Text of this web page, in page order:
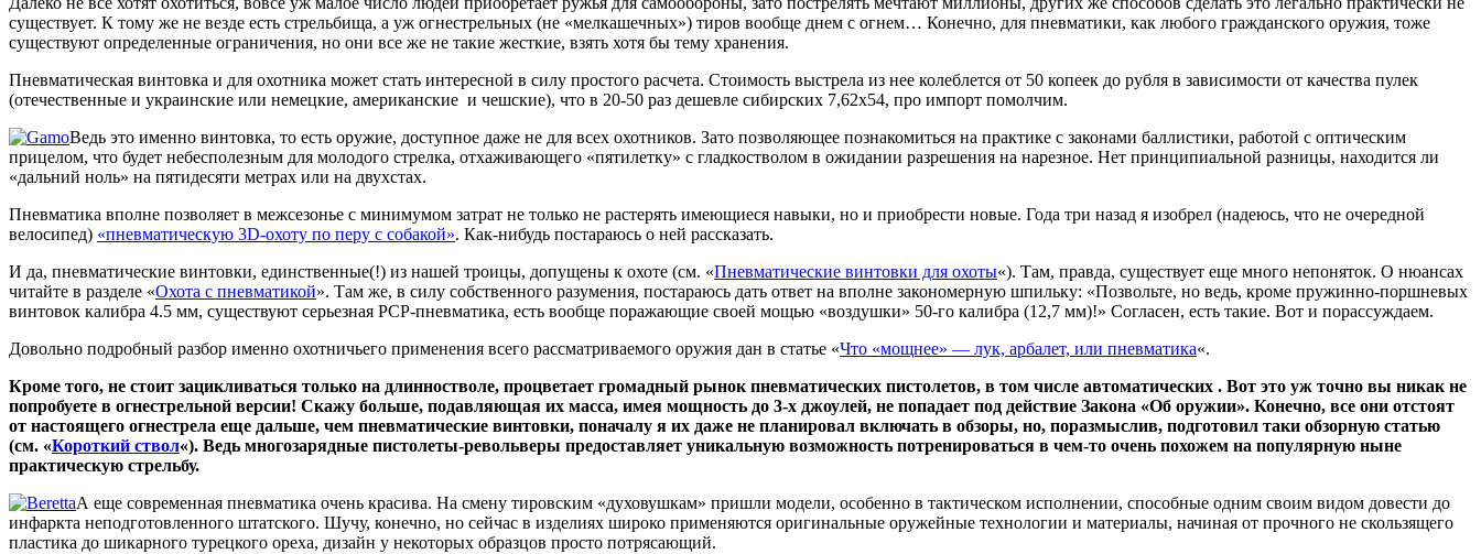
существует. К тому же не везде есть стрельбища, а уж огнестрельных (не «мелкашечных») тиров вообще днем с огнем… Конечно, для пневматики, как любого гражданского оружия, тоже
существуют определенные ограничения, но они все же не такие жесткие, взять хотя бы тему хранения.
Пневматическая винтовка и для охотника может стать интересной в силу простого расчета. Стоимость выстрела из нее колеблется от 50 копеек до рубля в зависимости от качества пулек
(отечественные и украинские или немецкие, американские и чешские), что в 20-50 раз дешевле сибирских 7,62х54, про импорт помолчим.
Ведь это именно винтовка, то есть оружие, доступное даже не для всех охотников. Зато позволяющее познакомиться на практике с законами баллистики, работой с оптическим
прицелом, что будет небесполезным для молодого стрелка, отхаживающего «пятилетку» с гладкостволом в ожидании разрешения на нарезное. Нет принципиальной разницы, находится ли
«дальний ноль» на пятидесяти метрах или на двухстах.
Пневматика вполне позволяет в межсезонье с минимумом затрат не только не растерять имеющиеся навыки, но и приобрести новые. Года три назад я изобрел (надеюсь, что не очередной
велосипед) «пневматическую 3D-охоту по перу с собакой». Как-нибудь постараюсь о ней рассказать.
И да, пневматические винтовки, единственные(!) из нашей троицы, допущены к охоте (см. «Пневматические винтовки для охоты«). Там, правда, существует еще много непоняток. О нюансах
читайте в разделе «Охота с пневматикой». Там же, в силу собственного разумения, постараюсь дать ответ на вполне закономерную шпильку: «Позвольте, но ведь, кроме пружинно-поршневых
винтовок калибра 4.5 мм, существуют серьезная PCP-пневматика, есть вообще поражающие своей мощью «воздушки» 50-го калибра (12,7 мм)!» Согласен, есть такие. Вот и порассуждаем.
Довольно подробный разбор именно охотничьего применения всего рассматриваемого оружия дан в статье «Что «мощнее» — лук, арбалет, или пневматика«.
Кроме того, не стоит зацикливаться только на длинностволе, процветает громадный рынок пневматических пистолетов, в том числе автоматических . Вот это уж точно вы никак не
попробуете в огнестрельной версии! Скажу больше, подавляющая их масса, имея мощность до 3-х джоулей, не попадает под действие Закона «Об оружии». Конечно, все они отстоят
от настоящего огнестрела еще дальше, чем пневматические винтовки, поначалу я их даже не планировал включать в обзоры, но, поразмыслив, подготовил таки обзорную статью
(см. «Короткий ствол«). Ведь многозарядные пистолеты-револьверы предоставляет уникальную возможность потренироваться в чем-то очень похожем на популярную ныне
практическую стрельбу.
А еще современная пневматика очень красива. На смену тировским «духовушкам» пришли модели, особенно в тактическом исполнении, способные одним своим видом довести до
инфаркта неподготовленного штатского. Шучу, конечно, но сейчас в изделиях широко применяются оригинальные оружейные технологии и материалы, начиная от прочного не скользящего
пластика до шикарного турецкого ореха, дизайн у некоторых образцов просто потрясающий.